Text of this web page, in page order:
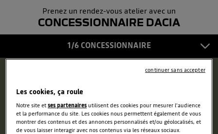
Prenez un rendez-vous atelier avec un
CONCESSIONNAIRE DACIA
1/6 CONCESSIONNAIRE
COORDONNÉES
CONFIRMATION
Les cookies, ça roule
Notre site etses partenaires utilisent des cookies pour mesurer l'audience
et la performance du site. Les cookies nous permettent également de vous
montrer des contenus et des annonces personnalisés et/ou géolocalisés, et
de vous laisser interagir avec nos contenus via les réseaux sociaux.
continuer sans accepter